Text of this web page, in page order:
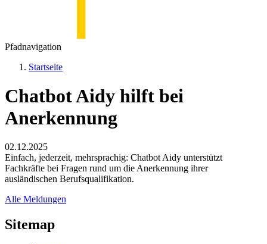
Pfadnavigation
Startseite
Chatbot Aidy hilft bei
Anerkennung
02.12.2025
Einfach, jederzeit, mehrsprachig: Chatbot Aidy unterstützt
Fachkräfte bei Fragen rund um die Anerkennung ihrer
ausländischen Berufsqualifikation.
Alle Meldungen
Sitemap